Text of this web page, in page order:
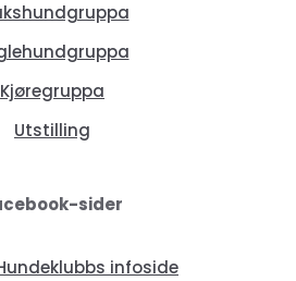
Kjøregruppa
Utstilling
sider
infoside